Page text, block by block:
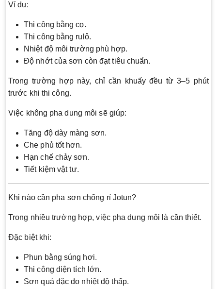
Ví dụ:
Thi công bằng cọ.
Thi công bằng rulô.
Nhiệt độ môi trường phù hợp.
Độ nhớt của sơn còn đạt tiêu chuẩn.
Trong trường hợp này, chỉ cần khuấy đều từ 3–5 phút
trước khi thi công.
Việc không pha dung môi sẽ giúp:
Tăng độ dày màng sơn.
Che phủ tốt hơn.
Hạn chế chảy sơn.
Tiết kiệm vật tư.
Khi nào cần pha sơn chống rỉ Jotun?
Trong nhiều trường hợp, việc pha dung môi là cần thiết.
Đặc biệt khi:
Phun bằng súng hơi.
Thi công diện tích lớn.
Sơn quá đặc do nhiệt độ thấp.